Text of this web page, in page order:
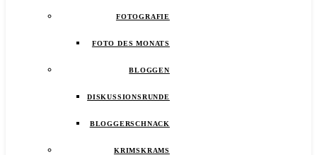
FOTOGRAFIE
FOTO DES MONATS
BLOGGEN
DISKUSSIONSRUNDE
BLOGGERSCHNACK
KRIMSKRAMS